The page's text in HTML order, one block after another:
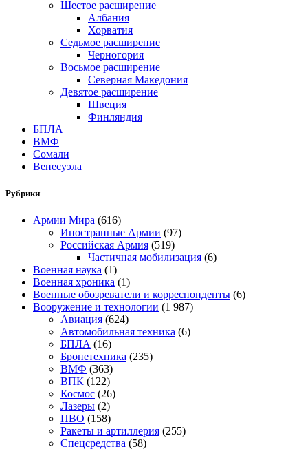
Шестое расширение
Албания
Хорватия
Седьмое расширение
Черногория
Восьмое расширение
Северная Македония
Девятое расширение
Швеция
Финляндия
БПЛА
ВМФ
Сомали
Венесуэла
Рубрики
Армии Мира (616)
Иностранные Армии (97)
Российская Армия (519)
Частичная мобилизация (6)
Военная наука (1)
Военная хроника (1)
Военные обозреватели и корреспонденты (6)
Вооружение и технологии (1 987)
Авиация (624)
Автомобильная техника (6)
БПЛА (16)
Бронетехника (235)
ВМФ (363)
ВПК (122)
Космос (26)
Лазеры (2)
ПВО (158)
Ракеты и артиллерия (255)
Спецсредства (58)